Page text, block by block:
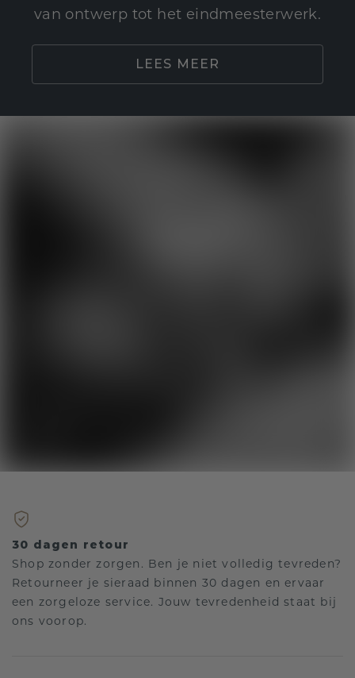
van ontwerp tot het eindmeesterwerk.
LEES MEER
30 dagen retour
Shop zonder zorgen. Ben je niet volledig tevreden?
Retourneer je sieraad binnen 30 dagen en ervaar
een zorgeloze service. Jouw tevredenheid staat bij
ons voorop.